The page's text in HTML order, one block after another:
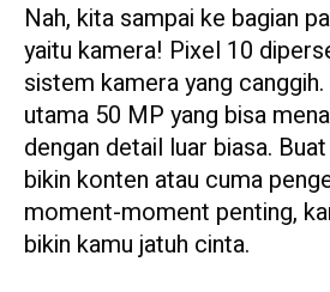
Nah, kita sampai ke bagian
yaitu kamera! Pixel 10
sistem kamera yang
utama 50 MP yang bisa
dengan detail luar biasa.
bikin konten atau cuma
moment-moment penting,
bikin kamu jatuh cinta.